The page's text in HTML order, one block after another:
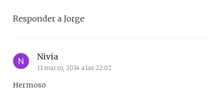
Responder a Jorge
Nivia
11 marzo, 2014 a las 22:02
Hermoso